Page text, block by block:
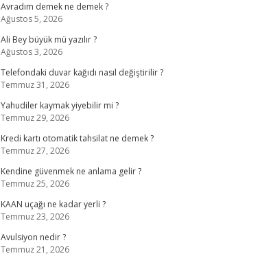
Avradım demek ne demek ?
Ağustos 5, 2026
Ali Bey büyük mü yazılır ?
Ağustos 3, 2026
Telefondaki duvar kağıdı nasıl değiştirilir ?
Temmuz 31, 2026
Yahudiler kaymak yiyebilir mi ?
Temmuz 29, 2026
Kredi kartı otomatik tahsilat ne demek ?
Temmuz 27, 2026
Kendine güvenmek ne anlama gelir ?
Temmuz 25, 2026
KAAN uçağı ne kadar yerli ?
Temmuz 23, 2026
Avulsiyon nedir ?
Temmuz 21, 2026